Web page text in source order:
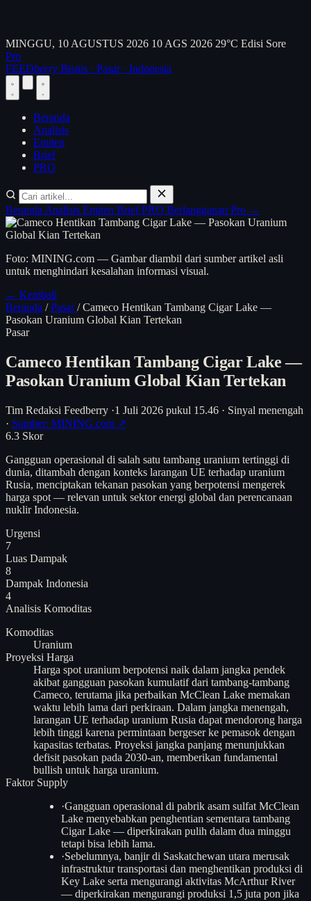
MINGGU, 10 AGUSTUS 2026 10 AGS 2026 29°C Edisi Sore
Pro
FEEDberry Bisnis · Pasar · Indonesia
Beranda
Analisis
Emiten
Brief
PRO
Beranda Analisis Emiten BriefPRO Berlangganan Pro →
Foto: MINING.com — Gambar diambil dari sumber artikel asli
untuk menghindari kesalahan informasi visual.
← Kembali
Beranda / Pasar/ Cameco Hentikan Tambang Cigar Lake —
Pasokan Uranium Global Kian Tertekan
Pasar
Cameco Hentikan Tambang Cigar Lake —
Pasokan Uranium Global Kian Tertekan
Tim Redaksi Feedberry ·1 Juli 2026 pukul 15.46 · Sinyal menengah
· Sumber: MINING.com ↗
6.3 Skor
Gangguan operasional di salah satu tambang uranium tertinggi di
dunia, ditambah dengan konteks larangan UE terhadap uranium
Rusia, menciptakan tekanan pasokan yang berpotensi mengerek
harga spot — relevan untuk sektor energi global dan perencanaan
nuklir Indonesia.
Urgensi
7
Luas Dampak
8
Dampak Indonesia
4
Analisis Komoditas
Komoditas
Uranium
Proyeksi Harga
Harga spot uranium berpotensi naik dalam jangka pendek
akibat gangguan pasokan kumulatif dari tambang-tambang
Cameco, terutama jika perbaikan McClean Lake memakan
waktu lebih lama dari perkiraan. Dalam jangka menengah,
larangan UE terhadap uranium Rusia dapat mendorong harga
lebih tinggi karena permintaan bergeser ke pemasok dengan
kapasitas terbatas. Proyeksi jangka panjang menunjukkan
defisit pasokan pada 2030-an, memberikan fundamental
bullish untuk harga uranium.
Faktor Supply
·Gangguan operasional di pabrik asam sulfat McClean
Lake menyebabkan penghentian sementara tambang
Cigar Lake — diperkirakan pulih dalam dua minggu
tetapi bisa lebih lama.
·Sebelumnya, banjir di Saskatchewan utara merusak
infrastruktur transportasi dan menghentikan produksi di
Key Lake serta mengurangi aktivitas McArthur River
— diperkirakan mengurangi produksi 1,5 juta pon jika